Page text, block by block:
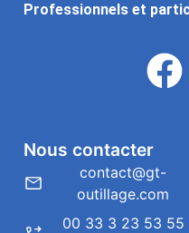
Professionnels et
Nous contacter
contact@gt-
outillage.com
00 33 3 23 53 55